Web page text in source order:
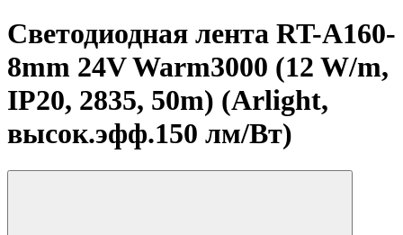
Светодиодная лента RT-A160-
8mm 24V Warm3000 (12 W/m,
IP20, 2835, 50m) (Arlight,
высок.эфф.150 лм/Вт)